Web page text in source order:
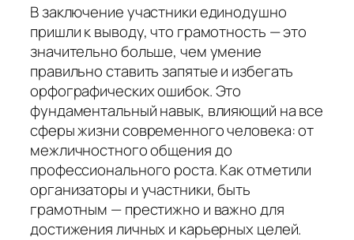
В заключение участники единодушно
пришли к выводу, что грамотность — это
значительно больше, чем умение
правильно ставить запятые и избегать
орфографических ошибок. Это
фундаментальный навык, влияющий на все
сферы жизни современного человека: от
межличностного общения до
профессионального роста. Как отметили
организаторы и участники, быть
грамотным — престижно и важно для
достижения личных и карьерных целей.